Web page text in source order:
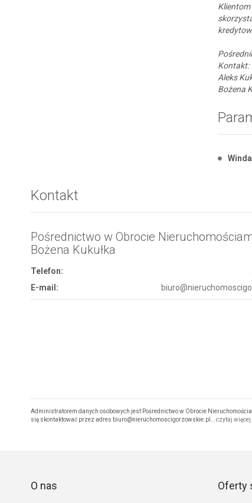
Kontakt:
Aleks
Bożena
Kontakt
Pośrednictwo w Obrocie
Bożena Kukułka
Telefon:
E-mail:
Administratorem danych osobowych jest Pośrednictwo w Obrocie
się skontaktować przez adres biuro@nieruchomoscigorzowskie.pl… czytaj więcej
O nas Oferty